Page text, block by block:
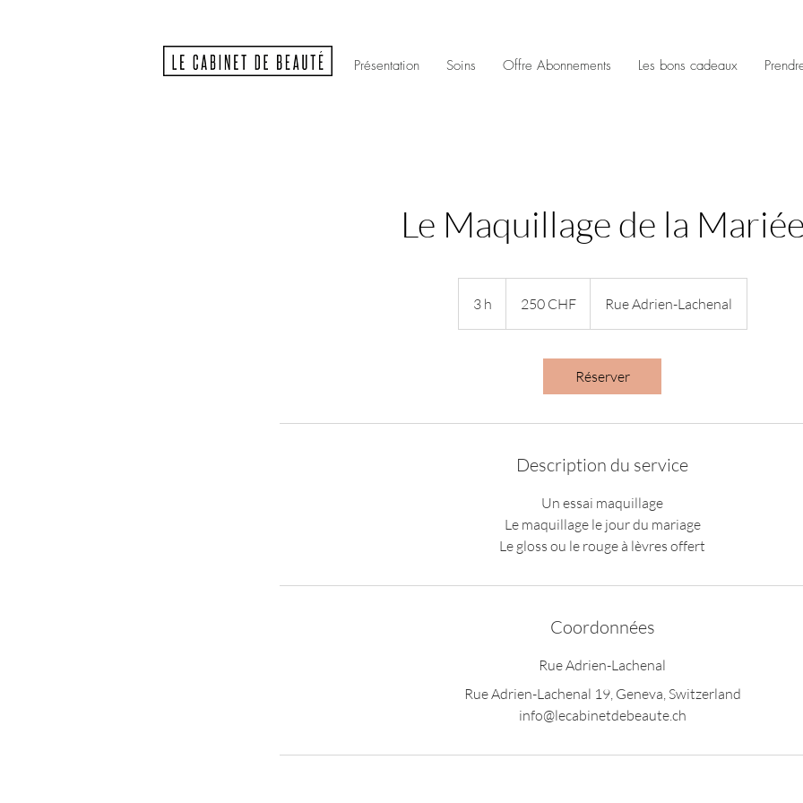
Présentation Soins Offre Abonnements Les bons cadeaux
Le Maquillage de la Mariée
3 h
h
suisses250 CHF Rue Adrien-Lachenal
Réserver
Description du service
Un essai maquillage
Le maquillage le jour du mariage
Le gloss ou le rouge à lèvres offert
Coordonnées
Rue Adrien-Lachenal
Rue Adrien-Lachenal 19, Geneva, Switzerland
info@lecabinetdebeaute.ch